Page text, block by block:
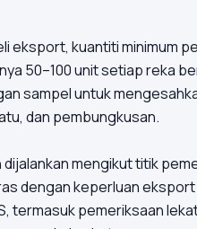
eksport, kuantiti minimum
50–100 unit setiap reka
sampel untuk
dan pembungkusan.
mengikut titik
dengan keperluan eksport
termasuk pemeriksaan